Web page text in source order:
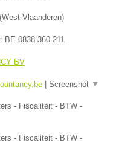
(West-Vlaanderen)
BE-0838.360.211
BV
Screenshot ▼
- Fiscaliteit - BTW -
- Fiscaliteit - BTW -